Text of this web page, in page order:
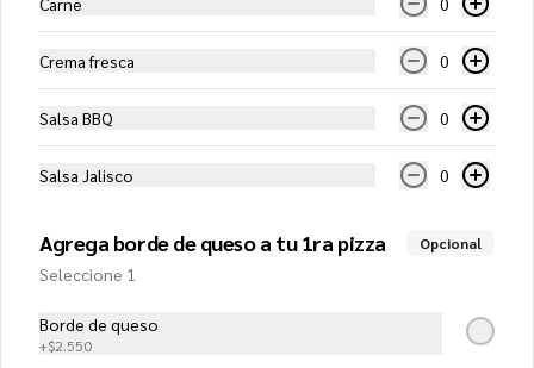
Margarita (Mediana)
Salsa de tomates, mozzarella, tomate,
pesto de albahaca y extra queso
$10.450
Salsa de tomate, mozzarella, tomate,
Crema fresca 0
Salsa BBQ 0
Salsa Jalisco 0
Agrega borde de queso a tu 1ra pizza Opcional
Seleccione 1
Borde de queso
+$2.550